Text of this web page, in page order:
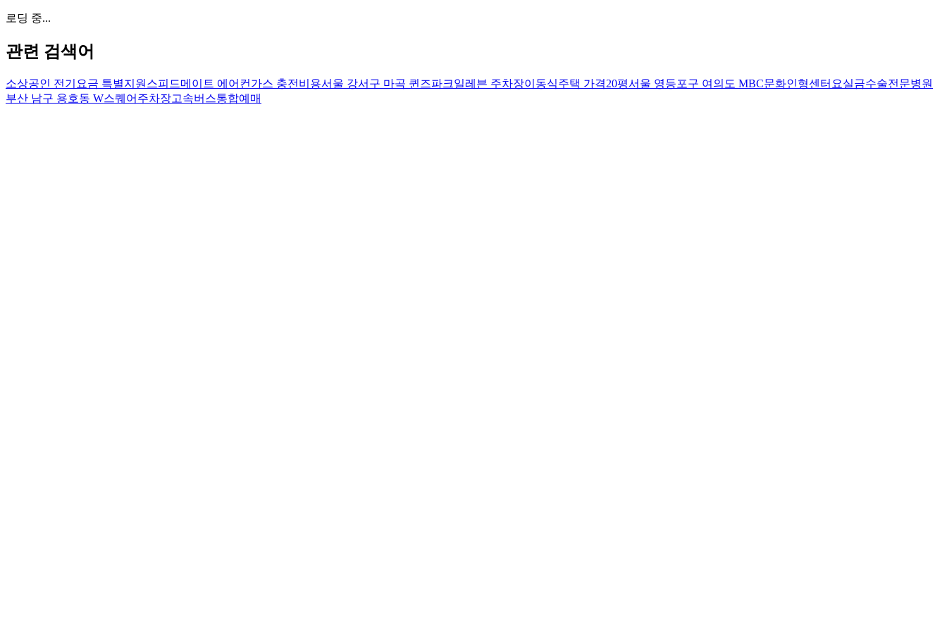
로딩 중...
관련 검색어
소상공인 전기요금 특별지원 스피드메이트 에어컨가스 충전비용서울 강서구 마곡 퀸즈파크일레븐 주차장이동식주택 가격20평서울 영등포구 여의도 MBC문화인형센터 요실금수술전문병원
부산 남구 용호동 W스퀘어주차장고속버스통합예매